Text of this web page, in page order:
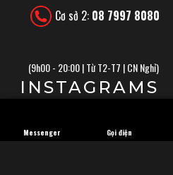
Cơ sở 2: 08 7997 8080
(9h00 - 20:00 | Từ T2-T7 | CN Nghỉ)
INSTAGRAMS
Gọi điện
Messenger